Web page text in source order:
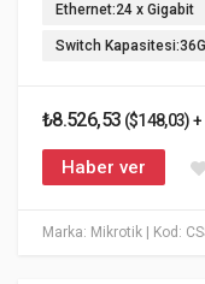
Marka: Mikrotik | Kod:
Ethernet:24 x Gigabit
Switch
₺8.526,53 ($148,03)
Haber ver